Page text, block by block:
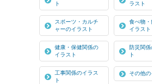
ト
ラスト
スポーツ・カルチ
ャーのイラスト
食べ物
イラスト
健康・保健関係の
イラスト
防災関係
ト
工事関係のイラス
ト
その他の